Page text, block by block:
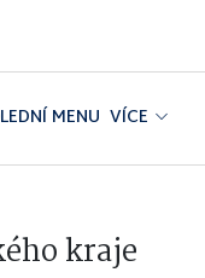
MENU VÍCE
kraje